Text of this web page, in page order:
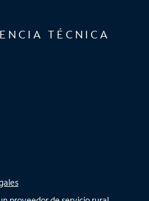
TÉCNICA